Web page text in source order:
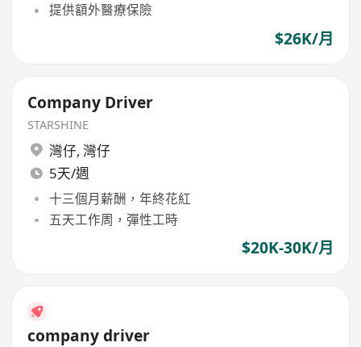
提供額外醫療保險
$26K/月
Company Driver
STARSHINE
灣仔, 灣仔
5天/週
十三個月薪酬，年終花紅
五天工作周，彈性工時
$20K-30K/月
company driver